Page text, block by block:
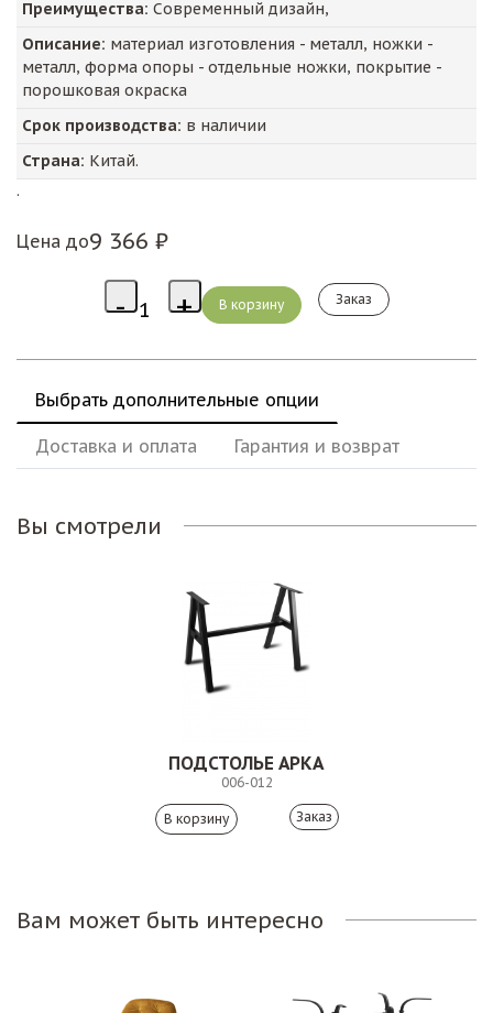
Преимущества: Современный дизайн,
Описание: материал изготовления - металл, ножки -
металл, форма опоры - отдельные ножки, покрытие -
порошковая окраска
Срок производства: в наличии
Страна: Китай.
.
Цена до9 366 ₽
Заказ
Выбрать дополнительные опции
Доставка и оплата Гарантия и возврат
Вы смотрели
ПОДСТОЛЬЕ АРКА
006-012
Заказ
Вам может быть интересно